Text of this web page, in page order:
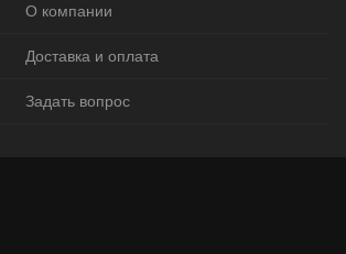
О компании
Доставка и оплата
Задать вопрос